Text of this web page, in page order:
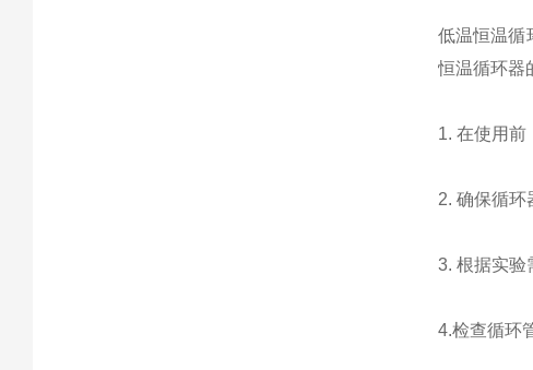
低温恒温循
恒温循环器
1. 在使用前
2. 确保循环
3. 根据实验
4.检查循环